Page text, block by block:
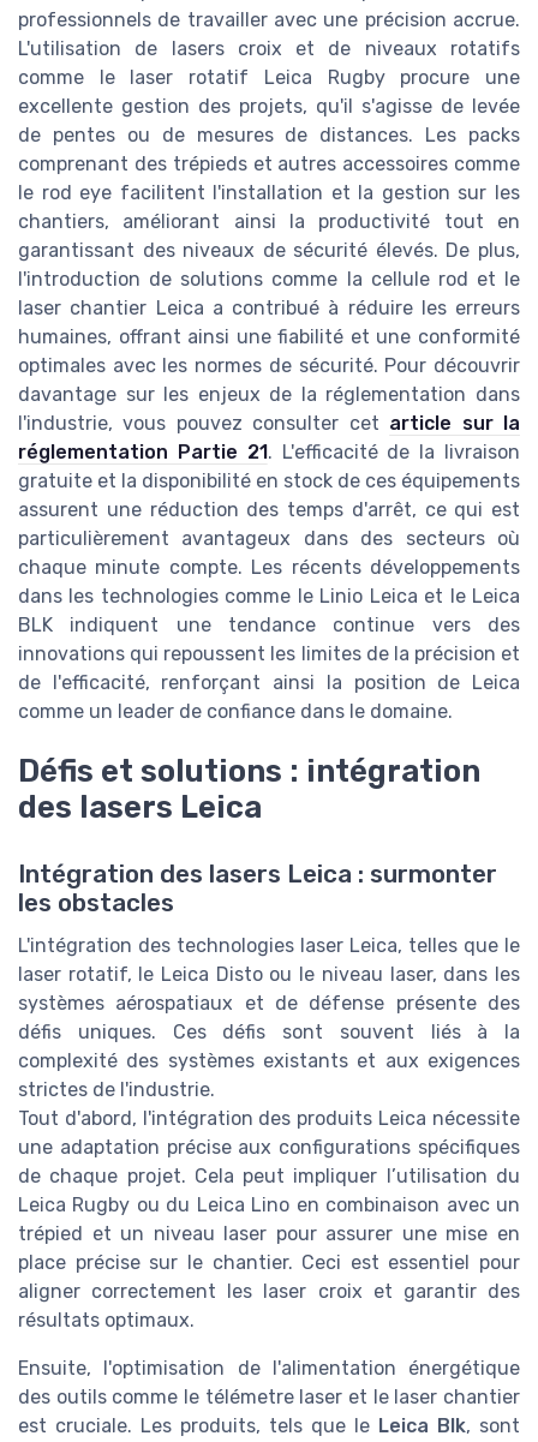
professionnels de travailler avec une précision accrue.
L'utilisation de lasers croix et de niveaux rotatifs
comme le laser rotatif Leica Rugby procure une
excellente gestion des projets, qu'il s'agisse de levée
de pentes ou de mesures de distances. Les packs
comprenant des trépieds et autres accessoires comme
le rod eye facilitent l'installation et la gestion sur les
chantiers, améliorant ainsi la productivité tout en
garantissant des niveaux de sécurité élevés. De plus,
l'introduction de solutions comme la cellule rod et le
laser chantier Leica a contribué à réduire les erreurs
humaines, offrant ainsi une fiabilité et une conformité
optimales avec les normes de sécurité. Pour découvrir
davantage sur les enjeux de la réglementation dans
l'industrie, vous pouvez consulter cet article sur la
réglementation Partie 21. L'efficacité de la livraison
gratuite et la disponibilité en stock de ces équipements
assurent une réduction des temps d'arrêt, ce qui est
particulièrement avantageux dans des secteurs où
chaque minute compte. Les récents développements
dans les technologies comme le Linio Leica et le Leica
BLK indiquent une tendance continue vers des
innovations qui repoussent les limites de la précision et
de l'efficacité, renforçant ainsi la position de Leica
comme un leader de confiance dans le domaine.
Défis et solutions : intégration
des lasers Leica
Intégration des lasers Leica : surmonter
les obstacles
L'intégration des technologies laser Leica, telles que le
laser rotatif, le Leica Disto ou le niveau laser, dans les
systèmes aérospatiaux et de défense présente des
défis uniques. Ces défis sont souvent liés à la
complexité des systèmes existants et aux exigences
strictes de l'industrie.
Tout d'abord, l'intégration des produits Leica nécessite
une adaptation précise aux configurations spécifiques
de chaque projet. Cela peut impliquer l’utilisation du
Leica Rugby ou du Leica Lino en combinaison avec un
trépied et un niveau laser pour assurer une mise en
place précise sur le chantier. Ceci est essentiel pour
aligner correctement les laser croix et garantir des
résultats optimaux.
Ensuite, l'optimisation de l'alimentation énergétique
des outils comme le télémetre laser et le laser chantier
est cruciale. Les produits, tels que le Leica Blk, sont